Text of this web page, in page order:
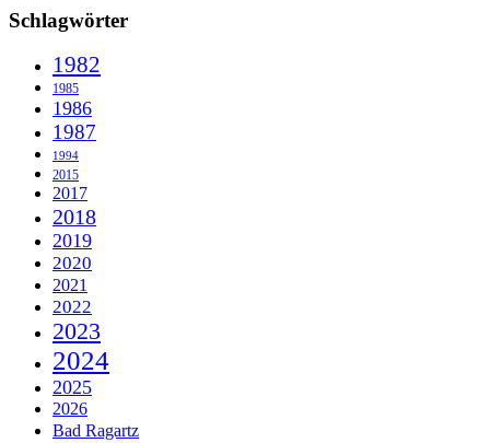
Schlagwörter
1982
1985
1986
1987
1994
2015
2017
2018
2019
2020
2021
2022
2023
2024
2025
2026
Bad Ragartz